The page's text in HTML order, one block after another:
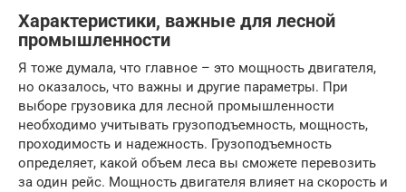
Характеристики, важные для лесной
промышленности
Я тоже думала, что главное – это мощность двигателя,
но оказалось, что важны и другие параметры. При
выборе грузовика для лесной промышленности
необходимо учитывать грузоподъемность, мощность,
проходимость и надежность. Грузоподъемность
определяет, какой объем леса вы сможете перевозить
за один рейс. Мощность двигателя влияет на скорость и